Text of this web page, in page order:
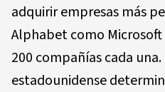
adquirir empresas más
Alphabet como
200 compañías cada
estadounidense